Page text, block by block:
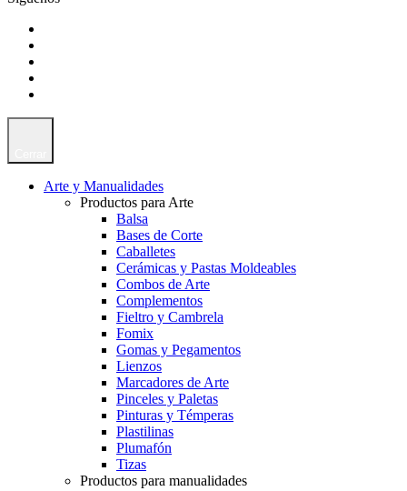
Arte y Manualidades
Productos para Arte
Balsa
Bases de Corte
Caballetes
Cerámicas y Pastas Moldeables
Combos de Arte
Complementos
Fieltro y Cambrela
Fomix
Gomas y Pegamentos
Lienzos
Marcadores de Arte
Pinceles y Paletas
Pinturas y Témperas
Plastilinas
Plumafón
Tizas
Productos para manualidades